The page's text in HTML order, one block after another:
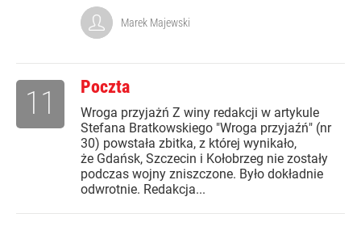
Marek Majewski
Poczta
Wroga przyjażń Z winy redakcji w artykule
Stefana Bratkowskiego "Wroga przyjaźń" (nr
30) powstała zbitka, z której wynikało,
że Gdańsk, Szczecin i Kołobrzeg nie zostały
podczas wojny zniszczone. Było dokładnie
odwrotnie. Redakcja...
11